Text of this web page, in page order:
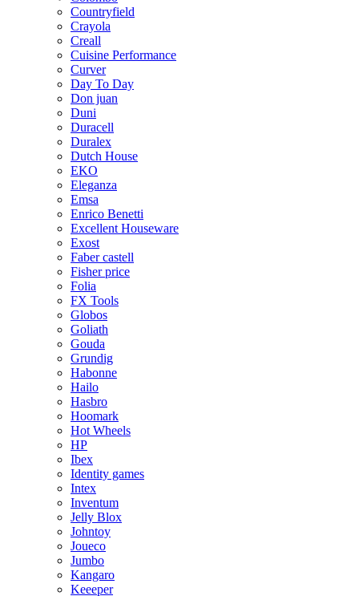
Countryfield
Crayola
Creall
Cuisine Performance
Curver
Day To Day
Don juan
Duni
Duracell
Duralex
Dutch House
EKO
Eleganza
Emsa
Enrico Benetti
Excellent Houseware
Exost
Faber castell
Fisher price
Folia
FX Tools
Globos
Goliath
Gouda
Grundig
Habonne
Hailo
Hasbro
Hoomark
Hot Wheels
HP
Ibex
Identity games
Intex
Inventum
Jelly Blox
Johntoy
Joueco
Jumbo
Kangaro
Keeeper